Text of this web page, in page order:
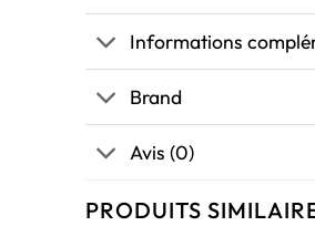
Informations
Brand
Avis (0)
PRODUITS